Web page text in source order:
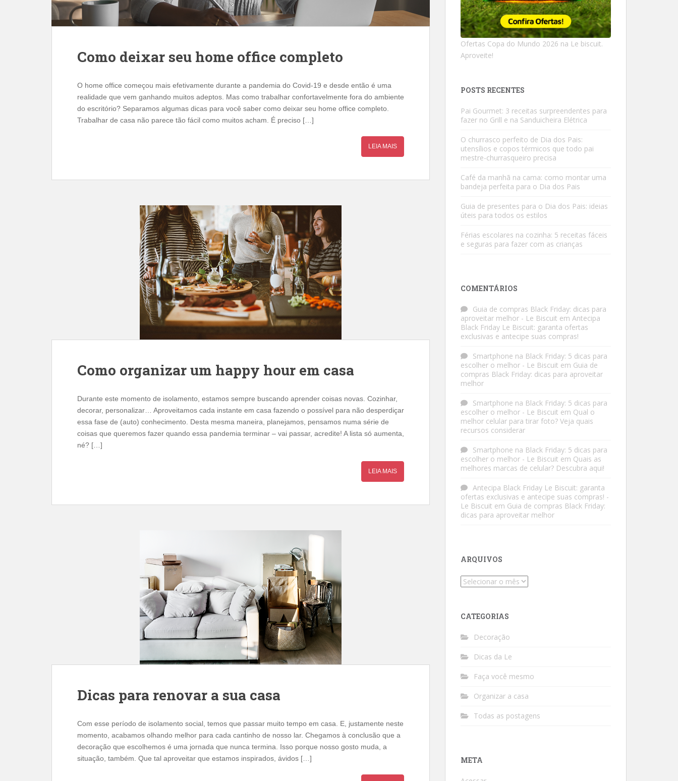
Como deixar seu home office completo
O home office começou mais efetivamente durante a pandemia do Covid-19 e desde então é uma
realidade que vem ganhando muitos adeptos. Mas como trabalhar confortavelmente fora do ambiente
do escritório? Separamos algumas dicas para você saber como deixar seu home office completo.
Trabalhar de casa não parece tão fácil como muitos acham. É preciso […]
LEIA MAIS
Como organizar um happy hour em casa
Durante este momento de isolamento, estamos sempre buscando aprender coisas novas. Cozinhar,
decorar, personalizar… Aproveitamos cada instante em casa fazendo o possível para não desperdiçar
essa fase de (auto) conhecimento. Desta mesma maneira, planejamos, pensamos numa série de
coisas que queremos fazer quando essa pandemia terminar – vai passar, acredite! A lista só aumenta,
né? […]
LEIA MAIS
Dicas para renovar a sua casa
Com esse período de isolamento social, temos que passar muito tempo em casa. E, justamente neste
momento, acabamos olhando melhor para cada cantinho de nosso lar. Chegamos à conclusão que a
decoração que escolhemos é uma jornada que nunca termina. Isso porque nosso gosto muda, a
situação, também. Que tal aproveitar que estamos inspirados, ávidos […]
Ofertas Copa do Mundo 2026 na Le biscuit.
Aproveite!
POSTS RECENTES
Pai Gourmet: 3 receitas surpreendentes para
fazer no Grill e na Sanduicheira Elétrica
O churrasco perfeito de Dia dos Pais:
utensílios e copos térmicos que todo pai
mestre-churrasqueiro precisa
Café da manhã na cama: como montar uma
bandeja perfeita para o Dia dos Pais
Guia de presentes para o Dia dos Pais: ideias
úteis para todos os estilos
Férias escolares na cozinha: 5 receitas fáceis
e seguras para fazer com as crianças
COMENTÁRIOS
Guia de compras Black Friday: dicas para
aproveitar melhor - Le Biscuit em Antecipa
Black Friday Le Biscuit: garanta ofertas
exclusivas e antecipe suas compras!
Smartphone na Black Friday: 5 dicas para
escolher o melhor - Le Biscuit em Guia de
compras Black Friday: dicas para aproveitar
melhor
Smartphone na Black Friday: 5 dicas para
escolher o melhor - Le Biscuit em Qual o
melhor celular para tirar foto? Veja quais
recursos considerar
Smartphone na Black Friday: 5 dicas para
escolher o melhor - Le Biscuit em Quais as
melhores marcas de celular? Descubra aqui!
Antecipa Black Friday Le Biscuit: garanta
ofertas exclusivas e antecipe suas compras! -
Le Biscuit em Guia de compras Black Friday:
dicas para aproveitar melhor
ARQUIVOS
Arquivos
CATEGORIAS
Decoração
Dicas da Le
Faça você mesmo
Organizar a casa
Todas as postagens
META